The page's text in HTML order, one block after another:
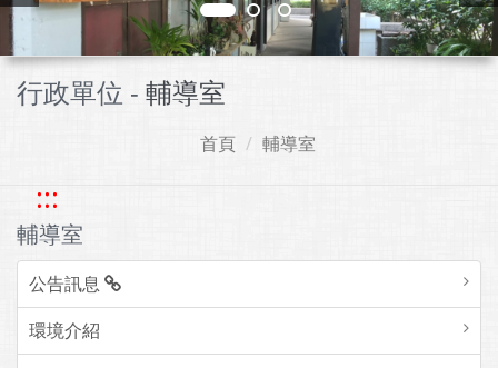
行政單位 - 輔導室
首頁 輔導室
:::
輔導室
公告訊息
環境介紹